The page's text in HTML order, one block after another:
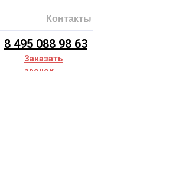
Контакты
8 495 088 98 63
Заказать
звонок